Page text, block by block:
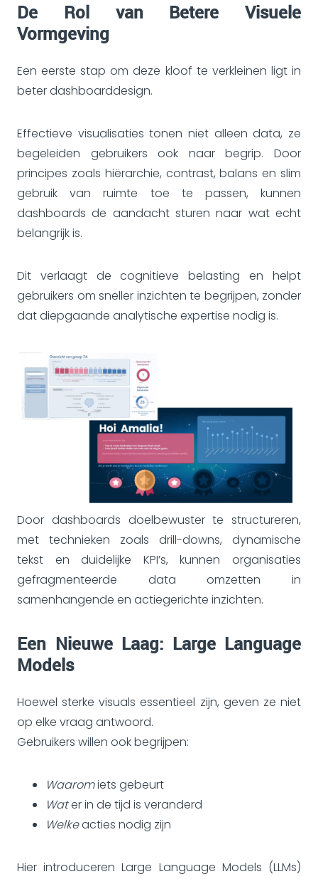
De Rol van Betere Visuele
Vormgeving
Een eerste stap om deze kloof te verkleinen ligt in
beter dashboarddesign.
Effectieve visualisaties tonen niet alleen data, ze
begeleiden gebruikers ook naar begrip. Door
principes zoals hiërarchie, contrast, balans en slim
gebruik van ruimte toe te passen, kunnen
dashboards de aandacht sturen naar wat echt
belangrijk is.
Dit verlaagt de cognitieve belasting en helpt
gebruikers om sneller inzichten te begrijpen, zonder
dat diepgaande analytische expertise nodig is.
Door dashboards doelbewuster te structureren,
met technieken zoals drill-downs, dynamische
tekst en duidelijke KPI’s, kunnen organisaties
gefragmenteerde data omzetten in
samenhangende en actiegerichte inzichten.
Een Nieuwe Laag: Large Language
Models
Hoewel sterke visuals essentieel zijn, geven ze niet
op elke vraag antwoord.
Gebruikers willen ook begrijpen:
Waaromiets gebeurt
Water in de tijd is veranderd
Welkeacties nodig zijn
Hier introduceren Large Language Models (LLMs)